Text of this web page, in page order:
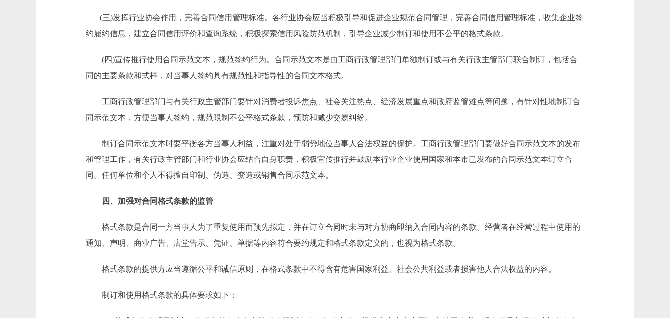
(三)发挥行业协会作用，完善合同信用管理标准。各行业协会应当积极引导和促进企业规范合同管理，完善合同信用管理标准，收集企业签
约履约信息，建立合同信用评价和查询系统，积极探索信用风险防范机制，引导企业减少制订和使用不公平的格式条款。
(四)宣传推行使用合同示范文本，规范签约行为。合同示范文本是由工商行政管理部门单独制订或与有关行政主管部门联合制订，包括合
同的主要条款和式样，对当事人签约具有规范性和指导性的合同文本格式。
工商行政管理部门与有关行政主管部门要针对消费者投诉焦点、社会关注热点、经济发展重点和政府监管难点等问题，有针对性地制订合
同示范文本，方便当事人签约，规范限制不公平格式条款，预防和减少交易纠纷。
制订合同示范文本时要平衡各方当事人利益，注重对处于弱势地位当事人合法权益的保护。工商行政管理部门要做好合同示范文本的发布
和管理工作，有关行政主管部门和行业协会应结合自身职责，积极宣传推行并鼓励本行业企业使用国家和本市已发布的合同示范文本订立合
同。任何单位和个人不得擅自印制、伪造、变造或销售合同示范文本。
四、加强对合同格式条款的监管
格式条款是合同一方当事人为了重复使用而预先拟定，并在订立合同时未与对方协商即纳入合同内容的条款。经营者在经营过程中使用的
通知、声明、商业广告、店堂告示、凭证、单据等内容符合要约规定和格式条款定义的，也视为格式条款。
格式条款的提供方应当遵循公平和诚信原则，在格式条款中不得含有危害国家利益、社会公共利益或者损害他人合法权益的内容。
制订和使用格式条款的具体要求如下：